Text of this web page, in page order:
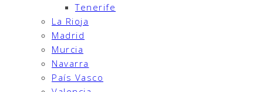
Tenerife
La Rioja
Madrid
Murcia
Navarra
País Vasco